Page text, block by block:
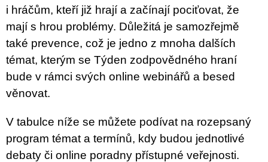
i hráčům, kteří již hrají a začínají pociťovat, že
mají s hrou problémy. Důležitá je samozřejmě
také prevence, což je jedno z mnoha dalších
témat, kterým se Týden zodpovědného hraní
bude v rámci svých online webinářů a besed
věnovat.
V tabulce níže se můžete podívat na rozepsaný
program témat a termínů, kdy budou jednotlivé
debaty či online poradny přístupné veřejnosti.